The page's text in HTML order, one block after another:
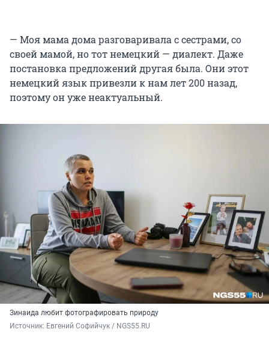
— Моя мама дома разговаривала с сестрами, со
своей мамой, но тот немецкий — диалект. Даже
постановка предложений другая была. Они этот
немецкий язык привезли к нам лет 200 назад,
поэтому он уже неактуальный.
Зинаида любит фотографировать природу
Источник: Евгений Софийчук / NGS55.RU